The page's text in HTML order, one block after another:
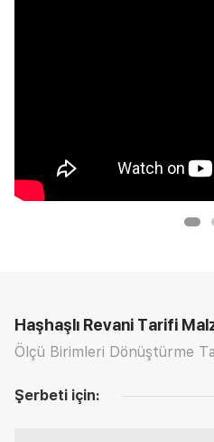
Haşhaşlı Revani Tarifi
Ölçü Birimleri Dönüştürme
Şerbeti için: